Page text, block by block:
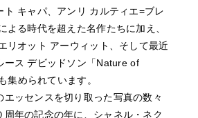
ト キャパ、アンリ カルティエ=ブレ
よる時代を超えた名作たちに加え、
リオット アーウィット、そして最近
ース デビッドソン「Nature of
集められています。
エッセンスを切り取った写真の数々
周年の記念の年に、シャネル・ネク